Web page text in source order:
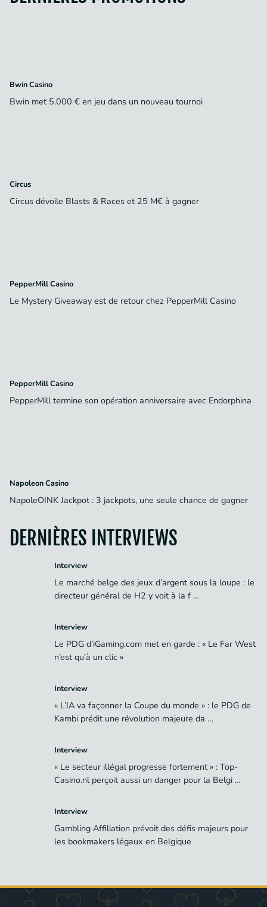
Bwin Casino
Bwin met 5.000 € en jeu dans un nouveau tournoi
Circus
Circus dévoile Blasts & Races et 25 M€ à gagner
PepperMill Casino
Le Mystery Giveaway est de retour chez PepperMill Casino
PepperMill Casino
PepperMill termine son opération anniversaire avec Endorphina
Napoleon Casino
NapoleOINK Jackpot : 3 jackpots, une seule chance de gagner
DERNIÈRES INTERVIEWS
Interview
Le marché belge des jeux d’argent sous la loupe : le
directeur général de H2 y voit à la f …
Interview
Le PDG d’iGaming.com met en garde : « Le Far West
n’est qu’à un clic »
Interview
« L’IA va façonner la Coupe du monde » : le PDG de
Kambi prédit une révolution majeure da …
Interview
« Le secteur illégal progresse fortement » : Top-
Casino.nl perçoit aussi un danger pour la Belgi …
Interview
Gambling Affiliation prévoit des défis majeurs pour
les bookmakers légaux en Belgique